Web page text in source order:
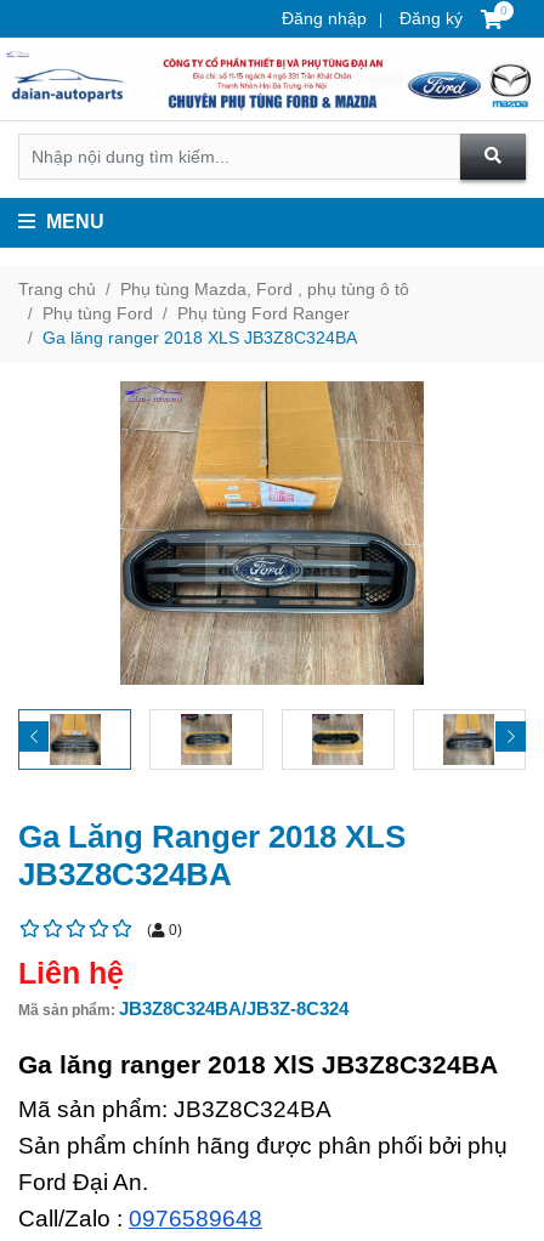
Đăng nhập Đăng ký 0
MENU
Trang chủ
Phụ tùng Mazda, Ford , phụ tùng ô tô
Phụ tùng Ford
Phụ tùng Ford Ranger
Ga lăng ranger 2018 XLS JB3Z8C324BA
Ga Lăng Ranger 2018 XLS
JB3Z8C324BA
( 0)
Liên hệ
Mã sản phẩm: JB3Z8C324BA/JB3Z-8C324
Ga lăng ranger 2018 XlS JB3Z8C324BA
Mã sản phẩm: JB3Z8C324BA
Sản phẩm chính hãng được phân phối bởi phụ
Ford Đại An.
Call/Zalo : 0976589648